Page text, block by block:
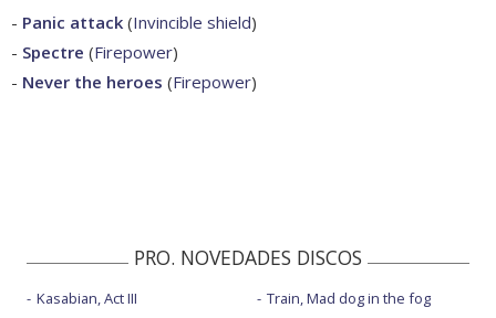
- Panic attack (Invincible shield)
- Spectre (Firepower)
- Never the heroes (Firepower)
PRO. NOVEDADES DISCOS
Kasabian, Act III
Train, Mad dog in the fog